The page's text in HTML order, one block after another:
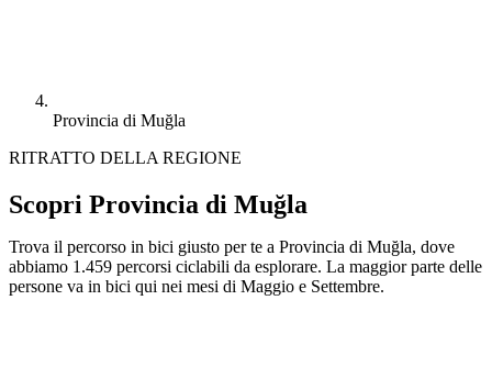
Provincia di Muğla
RITRATTO DELLA REGIONE
Scopri Provincia di Muğla
Trova il percorso in bici giusto per te a Provincia di Muğla, dove
abbiamo 1.459 percorsi ciclabili da esplorare. La maggior parte delle
persone va in bici qui nei mesi di Maggio e Settembre.